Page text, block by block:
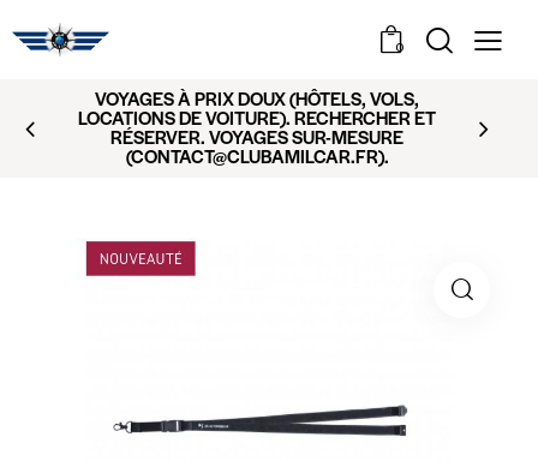
0
VOYAGES À PRIX DOUX (HÔTELS, VOLS,
LOCATIONS DE VOITURE). RECHERCHER ET
RÉSERVER. VOYAGES SUR-MESURE
(CONTACT@CLUBAMILCAR.FR).